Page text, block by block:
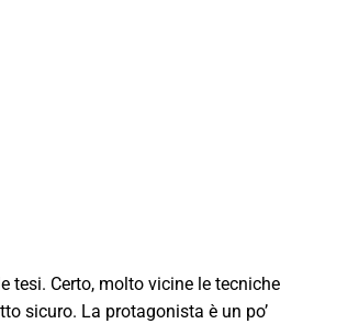
tesi. Certo, molto vicine le tecniche
sicuro. La protagonista è un po’